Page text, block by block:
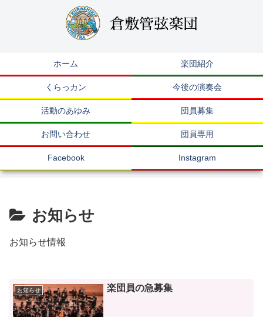
ホーム 楽団紹介
くらっカン 今後の演奏会
活動のあゆみ 団員募集
お問い合わせ 団員専用
Facebook Instagram
お知らせ
お知らせ情報
お知らせ 楽団員の急募集